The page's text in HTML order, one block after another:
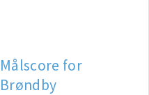
Målscore for
Brøndby